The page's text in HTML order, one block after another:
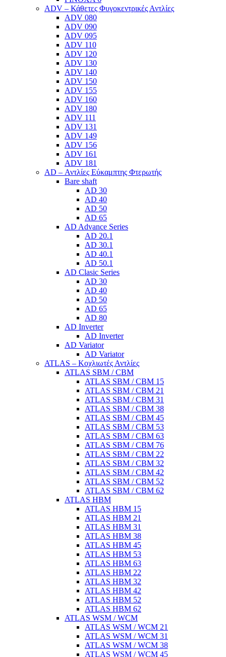
ADV – Κάθετες Φυγοκεντρικές Αντλίες
ADV 080
ADV 090
ADV 095
ADV 110
ADV 120
ADV 130
ADV 140
ADV 150
ADV 155
ADV 160
ADV 180
ADV 111
ADV 131
ADV 149
ADV 156
ADV 161
ADV 181
AD – Αντλίες Εύκαμπτης Φτερωτής
Bare shaft
AD 30
AD 40
AD 50
AD 65
AD Advance Series
AD 20.1
AD 30.1
AD 40.1
AD 50.1
AD Clasic Series
AD 30
AD 40
AD 50
AD 65
AD 80
AD Inverter
AD Inverter
AD Variator
AD Variator
ATLAS – Κοχλιωτές Αντλίες
ATLAS SBM / CBM
ATLAS SBM / CBM 15
ATLAS SBM / CBM 21
ATLAS SBM / CBM 31
ATLAS SBM / CBM 38
ATLAS SBM / CBM 45
ATLAS SBM / CBM 53
ATLAS SBM / CBM 63
ATLAS SBM / CBM 76
ATLAS SBM / CBM 22
ATLAS SBM / CBM 32
ATLAS SBM / CBM 42
ATLAS SBM / CBM 52
ATLAS SBM / CBM 62
ATLAS HBM
ATLAS HBM 15
ATLAS HBM 21
ATLAS HBM 31
ATLAS HBM 38
ATLAS HBM 45
ATLAS HBM 53
ATLAS HBM 63
ATLAS HBM 22
ATLAS HBM 32
ATLAS HBM 42
ATLAS HBM 52
ATLAS HBM 62
ATLAS WSM / WCM
ATLAS WSM / WCM 21
ATLAS WSM / WCM 31
ATLAS WSM / WCM 38
ATLAS WSM / WCM 45